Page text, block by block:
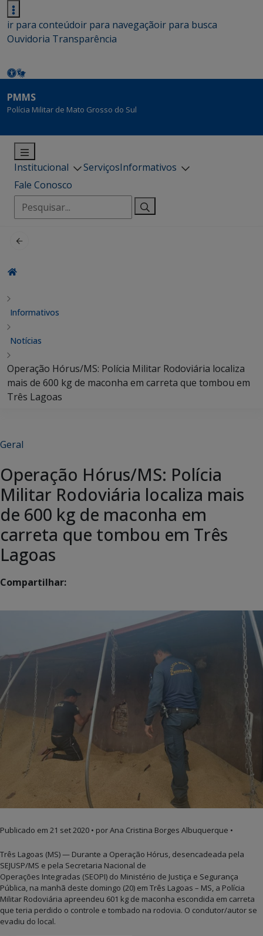
ir para conteúdoir para navegaçãoir para busca
Ouvidoria Transparência
PMMS
Polícia Militar de Mato Grosso do Sul
Institucional ServiçosInformativos
Fale Conosco
Pesquisar
por:
Informativos
Notícias
Operação Hórus/MS: Polícia Militar Rodoviária localiza
mais de 600 kg de maconha em carreta que tombou em
Três Lagoas
Geral
Operação Hórus/MS: Polícia
Militar Rodoviária localiza mais
de 600 kg de maconha em
carreta que tombou em Três
Lagoas
Compartilhar:
Publicado em 21 set 2020 • por Ana Cristina Borges Albuquerque •
Três Lagoas (MS) — Durante a Operação Hórus, desencadeada pela
SEJUSP/MS e pela Secretaria Nacional de
Operações Integradas (SEOPI) do Ministério de Justiça e Segurança
Pública, na manhã deste domingo (20) em Três Lagoas – MS, a Polícia
Militar Rodoviária apreendeu 601 kg de maconha escondida em carreta
que teria perdido o controle e tombado na rodovia. O condutor/autor se
evadiu do local.